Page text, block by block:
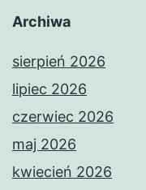
Archiwa
sierpień 2026
lipiec 2026
czerwiec 2026
maj 2026
kwiecień 2026